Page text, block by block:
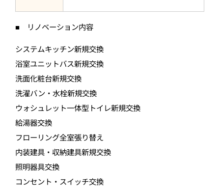
■ リノベーション内容
システムキッチン新規交換
浴室ユニットバス新規交換
洗面化粧台新規交換
洗濯バン・水栓新規交換
ウォシュレット一体型トイレ新規交換
給湯器交換
フローリング全室張り替え
内装建具・収納建具新規交換
照明器具交換
コンセント・スイッチ交換